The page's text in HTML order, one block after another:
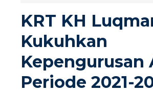
O
N
KRT KH
Kukuhkan
Kepengurusan
Periode 2021-